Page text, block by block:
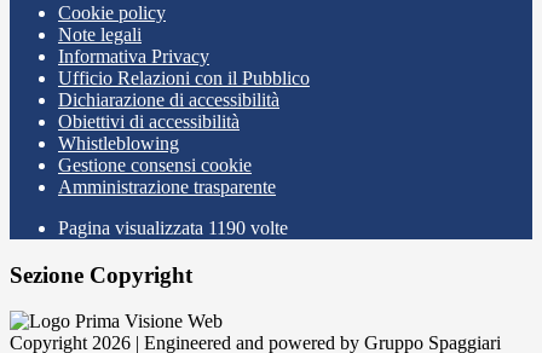
Cookie policy
Note legali
Informativa Privacy
Ufficio Relazioni con il Pubblico
Dichiarazione di accessibilità
Obiettivi di accessibilità
Whistleblowing
Gestione consensi cookie
Amministrazione trasparente
Pagina visualizzata 1190 volte
Sezione Copyright
Copyright 2026 | Engineered and powered by Gruppo Spaggiari